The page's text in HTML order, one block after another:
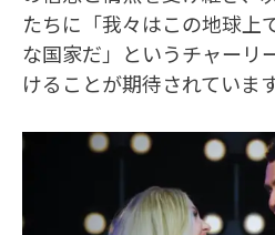
たちに「我々はこの地球上
な国家だ」というチャーリ
けることが期待されています